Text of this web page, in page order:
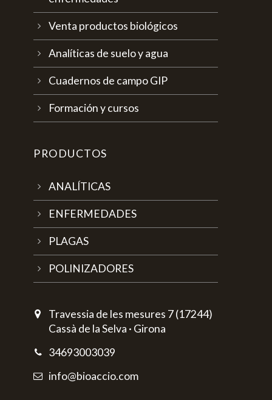
Venta productos biológicos
Analíticas de suelo y agua
Cuadernos de campo GIP
Formación y cursos
PRODUCTOS
ANALÍTICAS
ENFERMEDADES
PLAGAS
POLINIZADORES
Travessia de les mesures 7 (17244)
Cassà de la Selva · Girona
34693003039
info@bioaccio.com